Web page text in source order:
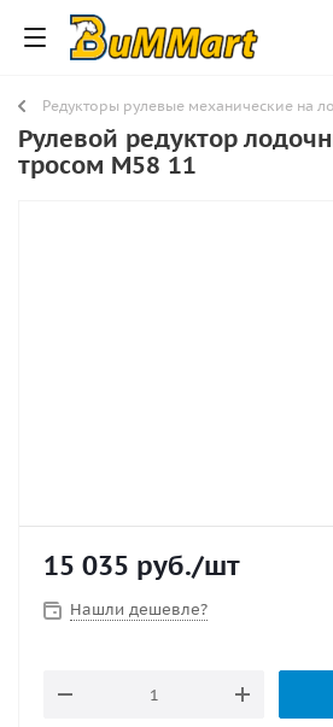
Редукторы рулевые механические на
Рулевой редуктор
тросом М58 11
15 035 руб./шт
Нашли дешевле?